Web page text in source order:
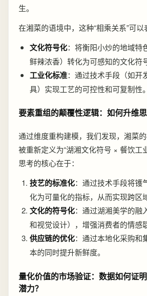
生。
在湘菜的语境中，这种“相乘关系”可以
文化符号化：将衡阳小炒的地域特
鲜辣浓香）转化为可感知的文化符
工业化标准：通过技术手段（如开
具）实现工艺的可控性和可复制性。
要素重组的颠覆性逻辑：如何升维
通过维度重构建模，我们发现，湘菜
被重新定义为“湖湘文化符号 × 餐饮工
思考的核心在于：
技艺的标准化：通过技术手段将镬
化为可量化的指标，从而实现跨区
文化的符号化：通过湖湘美学的融
和视觉设计），增强消费者的情感
供应链的优化：通过本地化采购和
本的同时提升新鲜度。
量化价值的市场验证：数据如何证
潜力？